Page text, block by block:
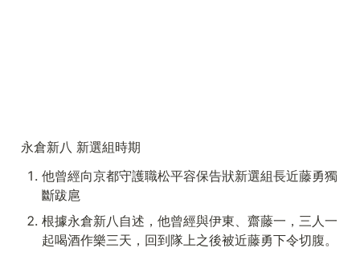
永倉新八 新選組時期
他曾經向京都守護職松平容保告狀新選組長近藤勇獨
斷跋扈
根據永倉新八自述，他曾經與伊東、齋藤一，三人一
起喝酒作樂三天，回到隊上之後被近藤勇下令切腹。